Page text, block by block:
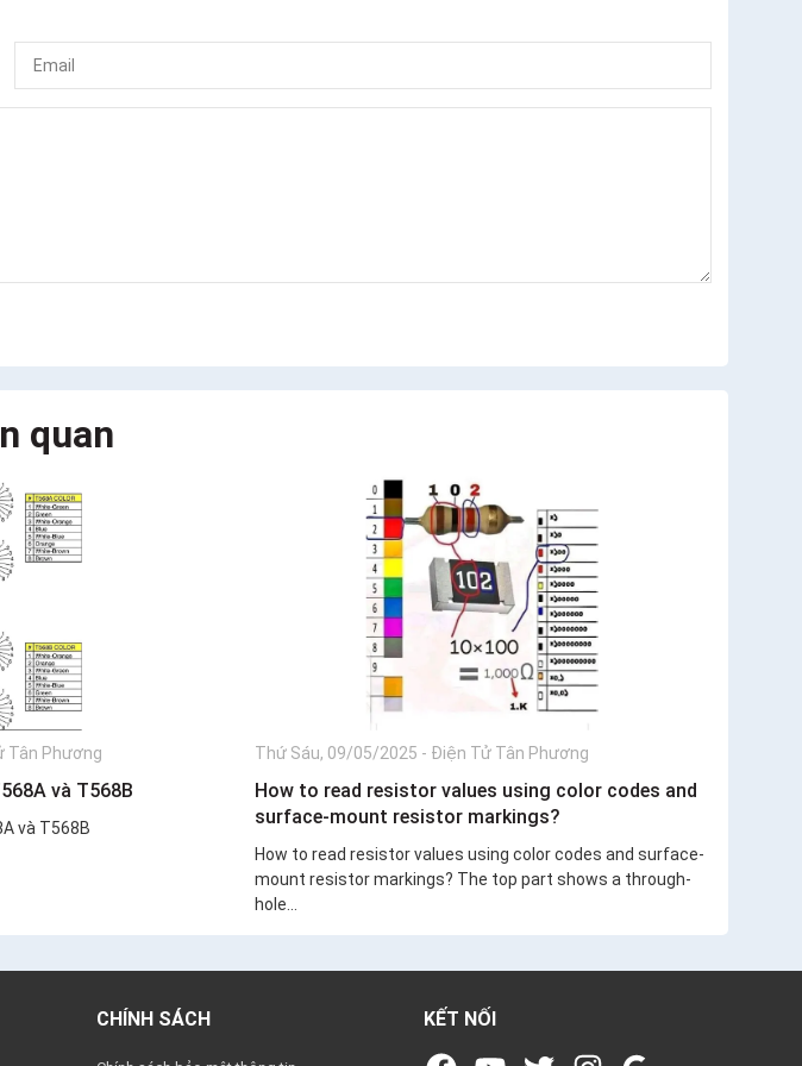
quan
Tân Phương
và T568B
và T568B
Thứ Sáu, 09/05/2025 - Điện Tử Tân Phương
How to read resistor values using color codes and
surface-mount resistor markings?
How to read resistor values using color codes and surface-
mount resistor markings? The top part shows a through-
hole...
CHÍNH SÁCH KẾT NỐI